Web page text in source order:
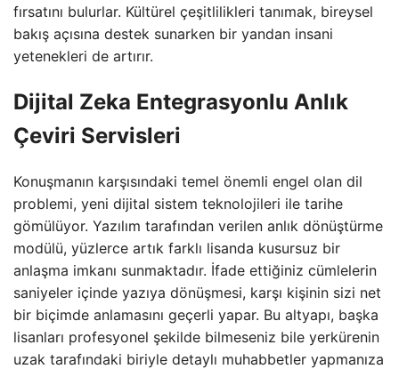
fırsatını bulurlar. Kültürel çeşitlilikleri tanımak, bireysel
bakış açısına destek sunarken bir yandan insani
yetenekleri de artırır.
Dijital Zeka Entegrasyonlu Anlık
Çeviri Servisleri
Konuşmanın karşısındaki temel önemli engel olan dil
problemi, yeni dijital sistem teknolojileri ile tarihe
gömülüyor. Yazılım tarafından verilen anlık dönüştürme
modülü, yüzlerce artık farklı lisanda kusursuz bir
anlaşma imkanı sunmaktadır. İfade ettiğiniz cümlelerin
saniyeler içinde yazıya dönüşmesi, karşı kişinin sizi net
bir biçimde anlamasını geçerli yapar. Bu altyapı, başka
lisanları profesyonel şekilde bilmeseniz bile yerkürenin
uzak tarafındaki biriyle detaylı muhabbetler yapmanıza